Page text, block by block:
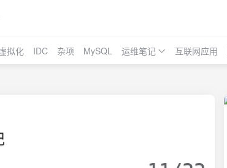
拟化 IDC 杂项 MySQL 运维笔记 互联网应用